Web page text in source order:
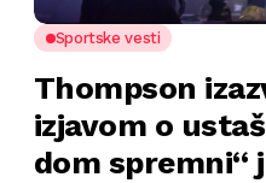
Sportske vesti
Thompson
izjavom o
dom spremni“